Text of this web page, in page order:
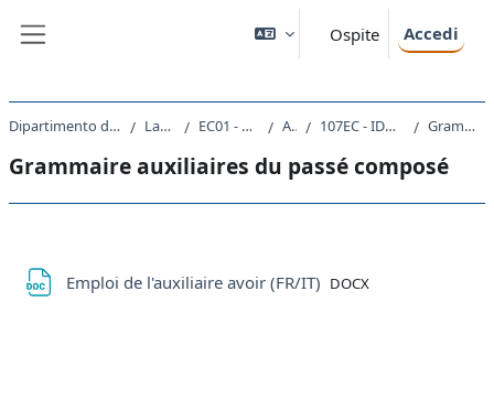
Ospite Accedi
Dipartimento di Scienze Economiche, Aziendali, Matematiche e Statistiche Laurea triennale (DM270) EC01 - ECONOMIA E GESTIONE AZIENDALE A.A. 2020 - 2021 107EC - IDONEITA' LINGUISTICA (LINGUA FRANCESE) 2020 Grammaire auxiliaires du passé composé
Grammaire auxiliaires du passé composé
Emploi de l'auxiliaire avoir (FR/IT) File
DOCX